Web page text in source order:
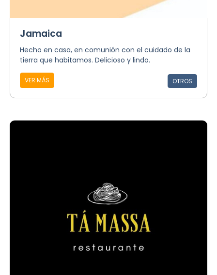
Jamaica
Hecho en casa, en comunión con el cuidado de la
tierra que habitamos. Delicioso y lindo.
VER MÁS OTROS